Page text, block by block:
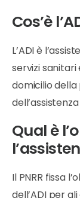
Cos’è
L’ADI è
servizi
domicilio
Qual è
Il PNRR fissa
dell’ADI per